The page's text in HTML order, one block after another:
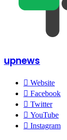
upnews
Website
Facebook
Twitter
YouTube
Instagram